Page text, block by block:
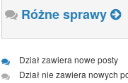
Różne sprawy
Dział zawiera nowe posty
Dział nie zawiera nowych